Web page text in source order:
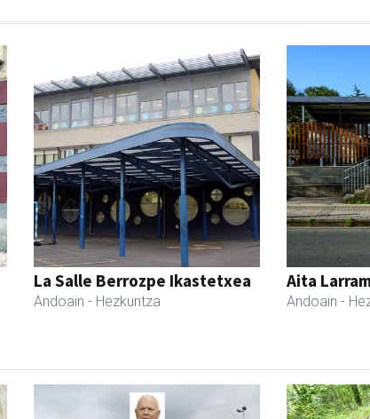
La Salle Berrozpe Ikastetxea
Andoain - Hezkuntza
Aita
Andoain -